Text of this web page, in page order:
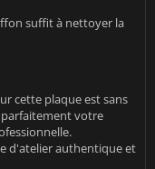
suffit à nettoyer la
cette plaque est sans
parfaitement votre
d'atelier authentique et